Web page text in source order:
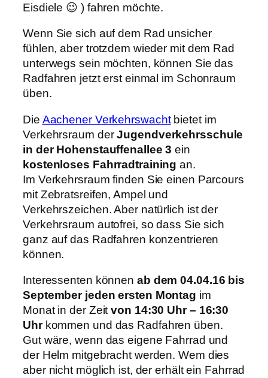
Eisdiele 😉 ) fahren möchte.
Wenn Sie sich auf dem Rad unsicher
fühlen, aber trotzdem wieder mit dem Rad
unterwegs sein möchten, können Sie das
Radfahren jetzt erst einmal im Schonraum
üben.
Die Aachener Verkehrswachtbietet im
Verkehrsraum derJugendverkehrsschule
in der Hohenstauffenallee 3 ein
kostenloses Fahrradtraining an.
Im Verkehrsraum finden Sie einen Parcours
mit Zebratsreifen, Ampel und
Verkehrszeichen. Aber natürlich ist der
Verkehrsraum autofrei, so dass Sie sich
ganz auf das Radfahren konzentrieren
können.
Interessenten können ab dem 04.04.16 bis
September jeden ersten Montag im
Monat in der Zeitvon 14:30 Uhr – 16:30
Uhrkommen und das Radfahren üben.
Gut wäre, wenn das eigene Fahrrad und
der Helm mitgebracht werden. Wem dies
aber nicht möglich ist, der erhält ein Fahrrad